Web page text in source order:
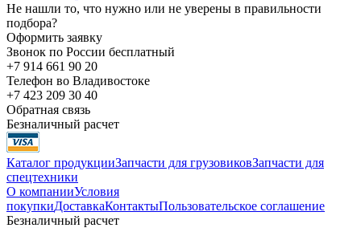
Не нашли то, что нужно или не уверены в правильности
подбора?
Оформить заявку
Звонок по России бесплатный
+7 914 661 90 20
Телефон во Владивостоке
+7 423 209 30 40
Обратная связь
Безналичный расчет
Каталог продукцииЗапчасти для грузовиковЗапчасти для
спецтехники
О компанииУсловия
покупкиДоставкаКонтактыПользовательское соглашение
Безналичный расчет